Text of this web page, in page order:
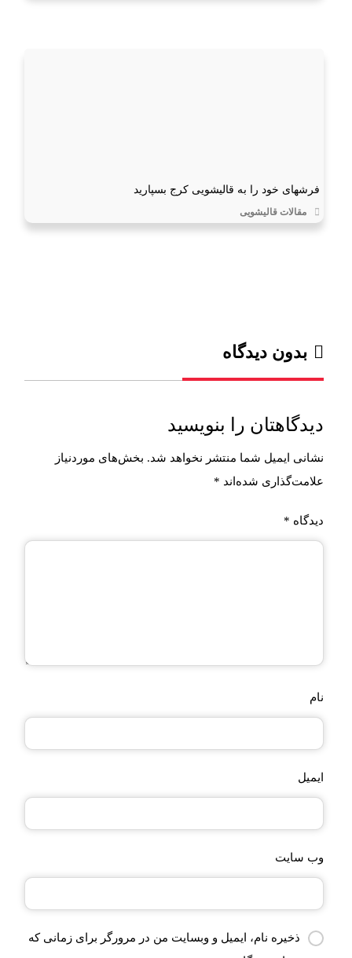
فرشهای خود را به قالیشویی کرج بسپارید
مقالات قالیشویی
بدون دیدگاه
دیدگاهتان را بنویسید
نشانی ایمیل شما منتشر نخواهد شد. بخش‌های موردنیاز
علامت‌گذاری شده‌اند *
دیدگاه *
نام
ایمیل
وب‌ سایت
ذخیره نام، ایمیل و وبسایت من در مرورگر برای زمانی که